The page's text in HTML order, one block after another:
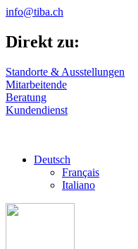
info@tiba.ch
Direkt zu:
Standorte & Ausstellungen
Mitarbeitende
Beratung
Kundendienst
Deutsch
Français
Italiano